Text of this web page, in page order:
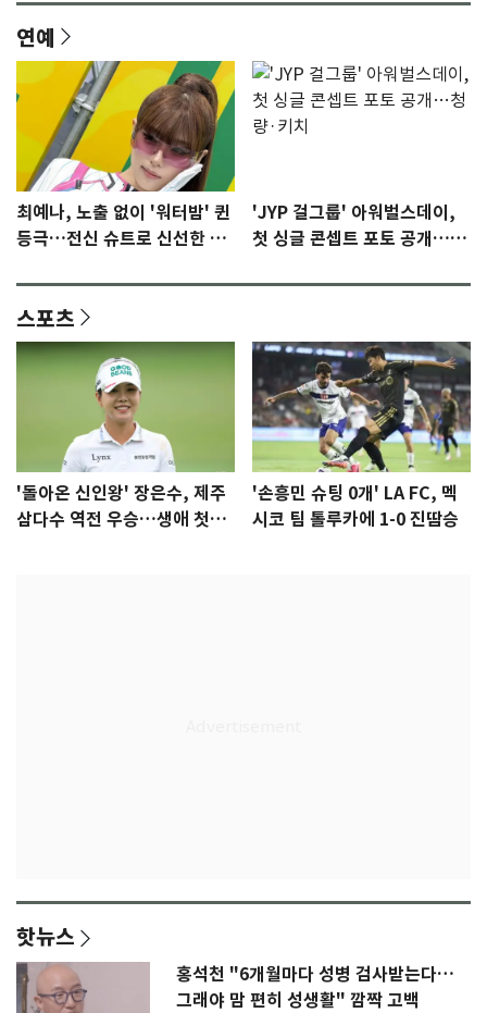
연예
최예나, 노출 없이 '워터밤' 퀸
등극…전신 슈트로 신선한 충
'JYP 걸그룹' 아워벌스데이,
첫 싱글 콘셉트 포토 공개…청
스포츠
'돌아온 신인왕' 장은수, 제주
삼다수 역전 우승…생애 첫승
'손흥민 슈팅 0개' LA FC, 멕
시코 팀 톨루카에 1-0 진땀승
핫뉴스
홍석천 "6개월마다 성병 검사받는다…
그래야 맘 편히 성생활" 깜짝 고백